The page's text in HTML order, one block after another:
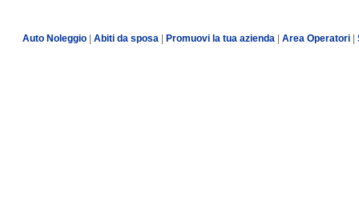
Auto Noleggio Abiti da sposa Promuovi la tua azienda Area Operatori